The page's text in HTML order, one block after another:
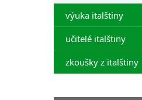
výuka italštiny
učitelé italštiny
zkoušky z italštiny